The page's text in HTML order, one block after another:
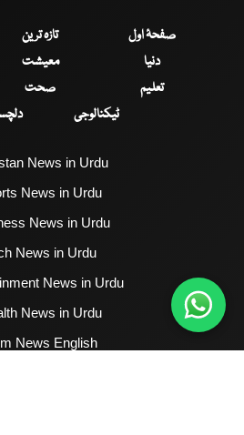
صفحۂ اول تازہ ترین
دنیا
معیشت
تعلیم
صحت
ٹیکنالوجی
News in Urdu
News in Urdu
News in Urdu
News in Urdu
News in Urdu
News in Urdu
News English